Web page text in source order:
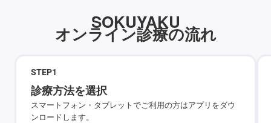
SOKUYAKU
オンライン診療の流れ
STEP1
診療方法を選択
スマートフォン・タブレットでご利用の方はアプリをダウ
ンロードします。